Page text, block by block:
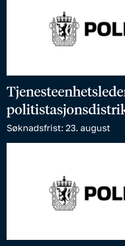
Søknadsfrist: 23. august